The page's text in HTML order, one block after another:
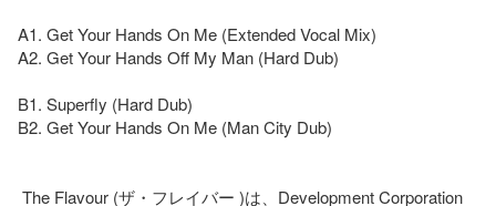
A1. Get Your Hands On Me (Extended Vocal Mix)
A2. Get Your Hands Off My Man (Hard Dub)
B1. Superfly (Hard Dub)
B2. Get Your Hands On Me (Man City Dub)